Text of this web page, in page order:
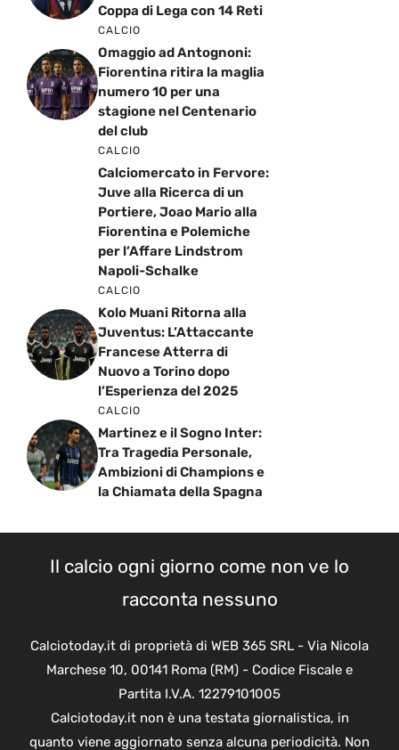
Coppa di Lega con 14 Reti
CALCIO
Omaggio ad Antognoni:
Fiorentina ritira la maglia
numero 10 per una
stagione nel Centenario
del club
CALCIO
Calciomercato in Fervore:
Juve alla Ricerca di un
Portiere, Joao Mario alla
Fiorentina e Polemiche
per l’Affare Lindstrom
Napoli-Schalke
CALCIO
Kolo Muani Ritorna alla
Juventus: L’Attaccante
Francese Atterra di
Nuovo a Torino dopo
l’Esperienza del 2025
CALCIO
Martinez e il Sogno Inter:
Tra Tragedia Personale,
Ambizioni di Champions e
la Chiamata della Spagna
Il calcio ogni giorno come non ve lo
racconta nessuno
Calciotoday.it di proprietà di WEB 365 SRL - Via Nicola
Marchese 10, 00141 Roma (RM) - Codice Fiscale e
Partita I.V.A. 12279101005
Calciotoday.it non è una testata giornalistica, in
quanto viene aggiornato senza alcuna periodicità. Non